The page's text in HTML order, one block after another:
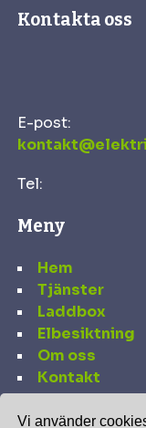
Vi använder
Kontakta oss
E-post:
Tel:
Meny
Hem
Tjänster
Laddbox
Elbesiktning
Om oss
Kontakt